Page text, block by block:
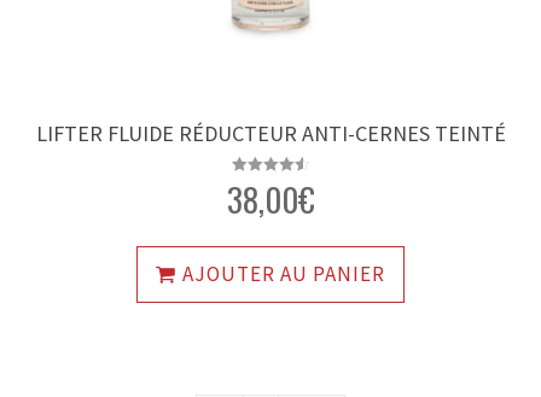
LIFTER FLUIDE RÉDUCTEUR ANTI-CERNES TEINTÉ
Note4.58
sur 5
38,00€
AJOUTER AU PANIER